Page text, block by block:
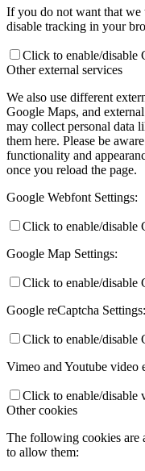
If you do not want that we
disable tracking in your
Click to enable/disable
Other external services
We also use different
Google Maps, and
may collect personal data
them here. Please be
functionality and
once you reload the page.
Google Webfont Settings:
Click to enable/disable
Google Map Settings:
Click to enable/disable
Google reCaptcha Settings:
Click to enable/disable
Vimeo and Youtube video
Click to enable/disable
Other cookies
The following cookies are
to allow them: